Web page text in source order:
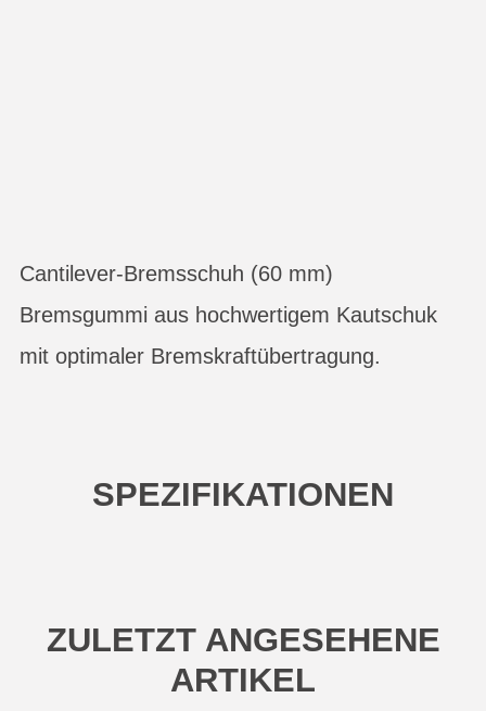
Cantilever-Bremsschuh (60 mm)
Bremsgummi aus hochwertigem Kautschuk
mit optimaler Bremskraftübertragung.
SPEZIFIKATIONEN
ZULETZT ANGESEHENE
ARTIKEL